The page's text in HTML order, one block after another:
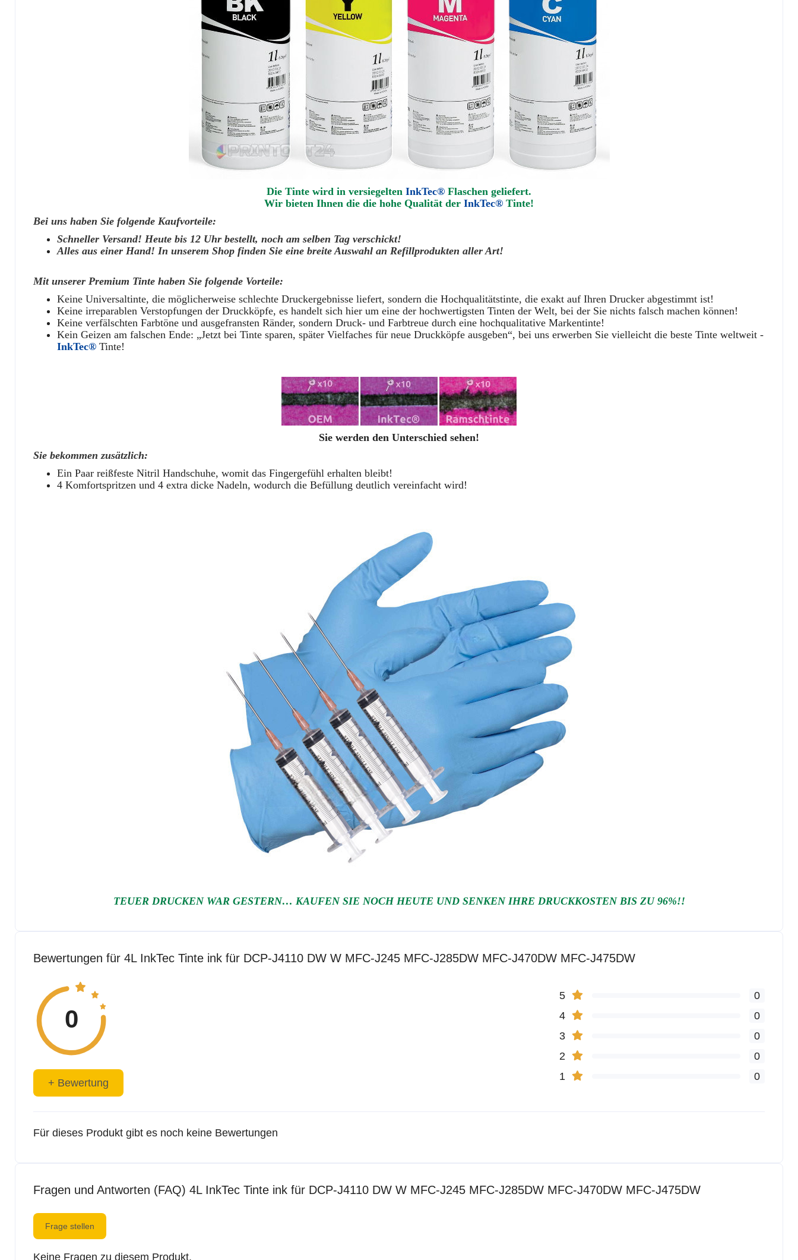
Die Tinte wird in versiegelten InkTec® Flaschen geliefert.
Wir bieten Ihnen die die hohe Qualität der InkTec® Tinte!
Bei uns haben Sie folgende Kaufvorteile:
Schneller Versand! Heute bis 12 Uhr bestellt, noch am selben Tag verschickt!
Alles aus einer Hand! In unserem Shop finden Sie eine breite Auswahl an Refillprodukten aller Art!
Mit unserer Premium Tinte haben Sie folgende Vorteile:
Keine Universaltinte, die möglicherweise schlechte Druckergebnisse liefert, sondern die Hochqualitätstinte, die exakt auf Ihren Drucker abgestimmt ist!
Keine irreparablen Verstopfungen der Druckköpfe, es handelt sich hier um eine der hochwertigsten Tinten der Welt, bei der Sie nichts falsch machen können!
Keine verfälschten Farbtöne und ausgefransten Ränder, sondern Druck- und Farbtreue durch eine hochqualitative Markentinte!
Kein Geizen am falschen Ende: „Jetzt bei Tinte sparen, später Vielfaches für neue Druckköpfe ausgeben“, bei uns erwerben Sie vielleicht die beste Tinte weltweit -
InkTec® Tinte!
Sie werden den Unterschied sehen!
Sie bekommen zusätzlich:
Ein Paar reißfeste Nitril Handschuhe, womit das Fingergefühl erhalten bleibt!
4 Komfortspritzen und 4 extra dicke Nadeln, wodurch die Befüllung deutlich vereinfacht wird!
TEUER DRUCKEN WAR GESTERN… KAUFEN SIE NOCH HEUTE UND SENKEN IHRE DRUCKKOSTEN BIS ZU 96%!!
Bewertungen für 4L InkTec Tinte ink für DCP-J4110 DW W MFC-J245 MFC-J285DW MFC-J470DW MFC-J475DW
0
+ Bewertung
5
0
4
0
3
0
2
0
1
0
Für dieses Produkt gibt es noch keine Bewertungen
Fragen und Antworten (FAQ) 4L InkTec Tinte ink für DCP-J4110 DW W MFC-J245 MFC-J285DW MFC-J470DW MFC-J475DW
Frage stellen
Keine Fragen zu diesem Produkt.